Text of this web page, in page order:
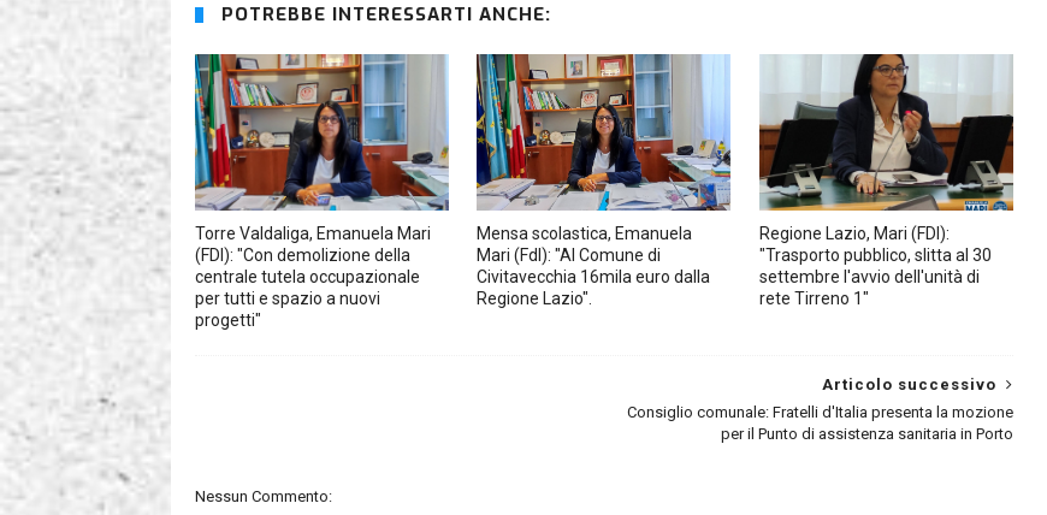
POTREBBE INTERESSARTI ANCHE:
Torre Valdaliga, Emanuela Mari
(FDI): "Con demolizione della
centrale tutela occupazionale
per tutti e spazio a nuovi
progetti"
Mensa scolastica, Emanuela
Mari (FdI): "Al Comune di
Civitavecchia 16mila euro dalla
Regione Lazio".
Regione Lazio, Mari (FDI):
"Trasporto pubblico, slitta al 30
settembre l'avvio dell'unità di
rete Tirreno 1"
Articolo successivo
Consiglio comunale: Fratelli d'Italia presenta la mozione
per il Punto di assistenza sanitaria in Porto
Nessun Commento: